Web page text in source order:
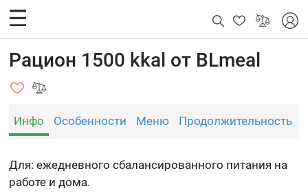
Рацион 1500 kkal от BLmeal
Инфо Особенности Меню Продолжительность
Для: ежедневного сбалансированного питания на
работе и дома.